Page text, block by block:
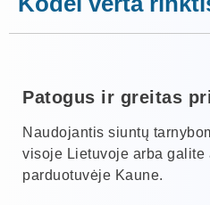
Patogus ir greitas
Naudojantis siuntų
visoje Lietuvoje arba galite
parduotuvėje Kaune.